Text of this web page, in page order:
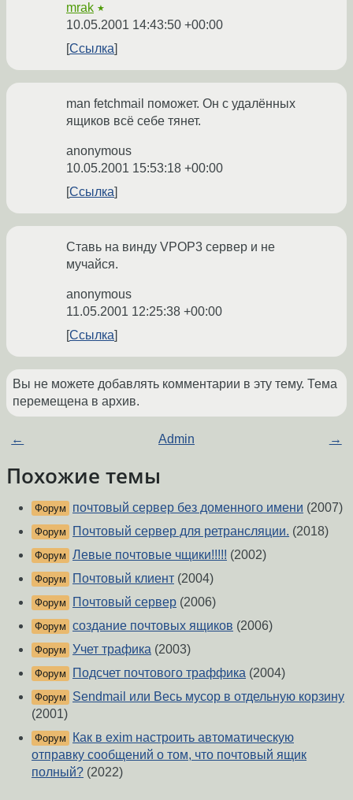
mrak ★
10.05.2001 14:43:50 +00:00
Ссылка
man fetchmail поможет. Он с удалённых
ящиков всё себе тянет.
anonymous
10.05.2001 15:53:18 +00:00
Ссылка
Ставь на винду VPOP3 сервер и не
мучайся.
anonymous
11.05.2001 12:25:38 +00:00
Ссылка
Вы не можете добавлять комментарии в эту тему. Тема
перемещена в архив.
← Admin →
Похожие темы
Форум почтовый сервер без доменного имени (2007)
Форум Почтовый сервер для ретрансляции. (2018)
Форум Левые почтовые чщики!!!!! (2002)
Форум Почтовый клиент (2004)
Форум Почтовый сервер (2006)
Форум создание почтовых ящиков (2006)
Форум Учет трафика (2003)
Форум Подсчет почтового траффика (2004)
Форум
Sendmail или Весь мусор в отдельную корзину
(2001)
Форум
Как в exim настроить автоматическую
отправку сообщений о том, что почтовый ящик
полный? (2022)